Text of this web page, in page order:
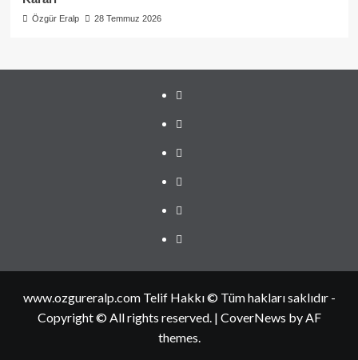
Özgür Eralp 28 Temmuz 2026
linkedin
instagram
facebook
twitter
tiktok
youtube
www.ozgureralp.com Telif Hakkı © Tüm hakları saklıdır -
Copyright © All rights reserved. | CoverNews by AF
themes.